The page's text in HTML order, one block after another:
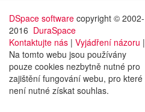
DSpace software copyright © 2002-
2016 DuraSpace
Kontaktujte nás | Vyjádření názoru |
Na tomto webu jsou používány
pouze cookies nezbytně nutné pro
zajištění fungování webu, pro které
není nutné získat souhlas.